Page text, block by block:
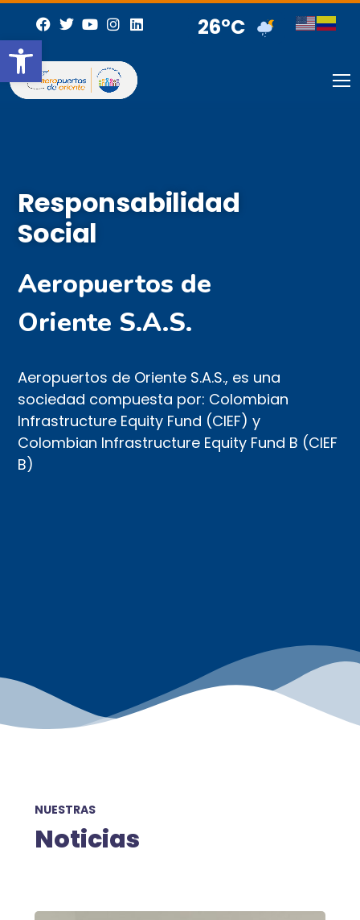
Abrir barra de herramientas
26°C
Responsabilidad
Social
Aeropuertos de
Oriente S.A.S.
Aeropuertos de Oriente S.A.S., es una
sociedad compuesta por: Colombian
Infrastructure Equity Fund (CIEF) y
Colombian Infrastructure Equity Fund B (CIEF
B)
NUESTRAS
Noticias